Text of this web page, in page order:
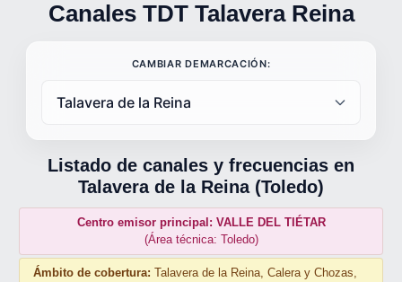
Canales TDT Talavera Reina
CAMBIAR DEMARCACIÓN:
Listado de canales y frecuencias en
Talavera de la Reina (Toledo)
Centro emisor principal: VALLE DEL TIÉTAR
(Área técnica: Toledo)
Ámbito de cobertura: Talavera de la Reina, Calera y Chozas,